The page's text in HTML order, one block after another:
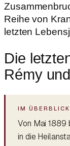
Reihe von
letzten
Die
Rémy
Von Mai 1889
in die